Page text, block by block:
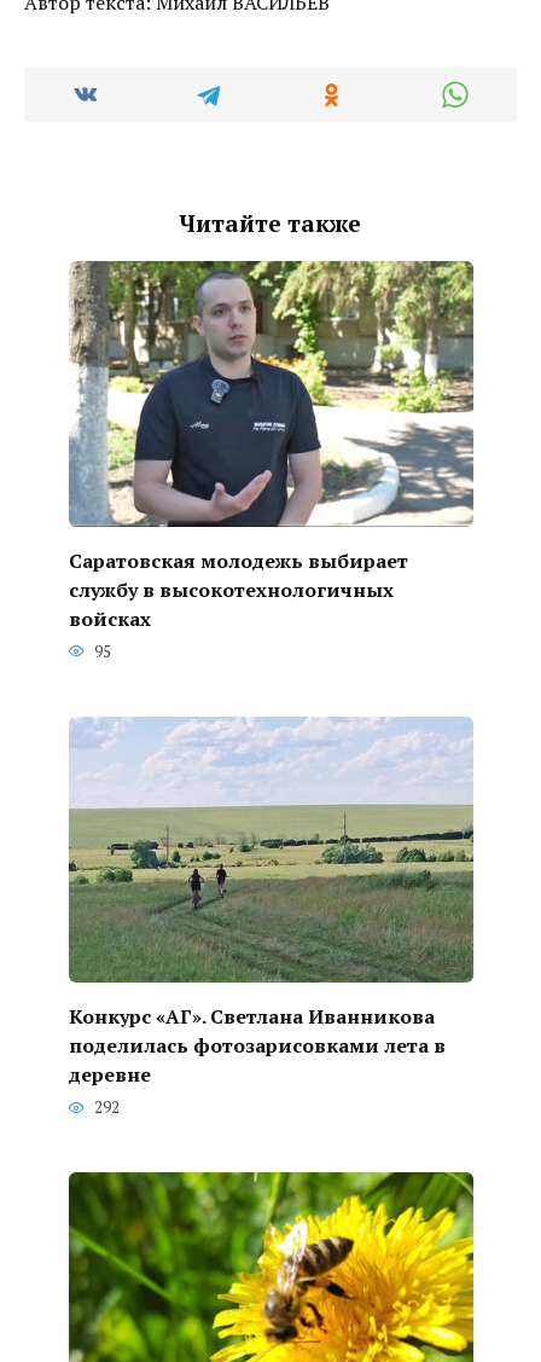
Читайте также
Саратовская молодежь выбирает
службу в высокотехнологичных
войсках
95
Конкурс «АГ». Светлана Иванникова
поделилась фотозарисовками лета в
деревне
292